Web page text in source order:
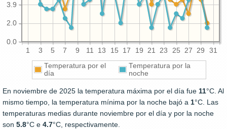
1 3 5 7 9 11 13 15 17 19 21 23 25 27 29 31
0.0
2.0
3.9
Temperatura por el
día
Temperatura por la
noche
En noviembre de 2025 la temperatura máxima por el día fue 11°C. Al
mismo tiempo, la temperatura mínima por la noche bajó a 1°C. Las
temperaturas medias durante noviembre por el día y por la noche
son 5.8°C e 4.7°C, respectivamente.